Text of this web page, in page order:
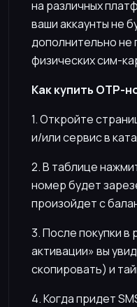
на различных
ваши аккаунты не
дополнительно не
физических сим-
Как купить OTP-
1. Откройте
и/или сервис в
2. В таблице
номер будет
произойдет с
3. После покупки
активации» вы
скопировать) и
4. Когда придет